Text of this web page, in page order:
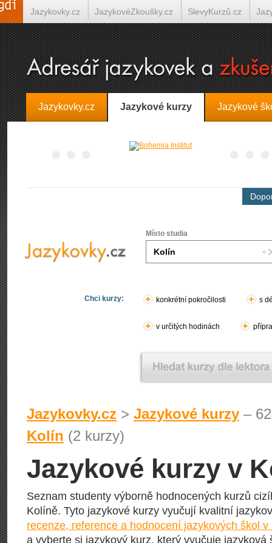
Jazykovky.cz Jazykové kurzy Jazykové
Místo studia
Chci kurzy: konkrétní pokročilosti s
v určitých hodinách
Jazykovky.cz > Jazykové kurzy –
Kolín (2 kurzy)
Jazykové kurzy v
Seznam studenty výborně hodnocených kurzů
Kolíně. Tyto jazykové kurzy vyučují kvalitní
recenze, reference a hodnocení jazykových škol v
a vyberte si jazykový kurz, který vyučuje jazyková
Jazykovky.cz JazykovéZkoušky.cz SlevyKurzů.cz
Španělština on-line Italština on-line Tlumočení-